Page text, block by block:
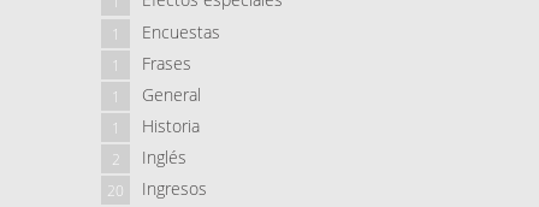
Encuestas
1
Frases
1
General
1
Historia
1
Inglés
2
Ingresos
20